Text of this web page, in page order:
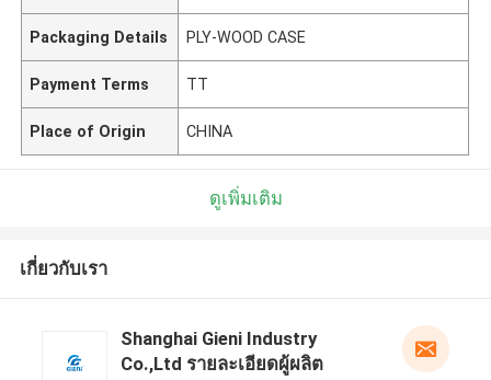
Packaging Details PLY-WOOD CASE
Payment Terms TT
Place of Origin CHINA
ดูเพิ่มเติม
เกี่ยวกับเรา
Shanghai Gieni Industry
Co.,Ltd รายละเอียดผู้ผลิต